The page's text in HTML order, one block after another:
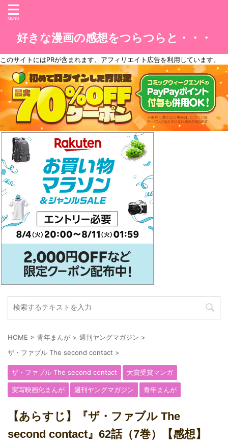
好きな漫画の感想をつらつらと・・・
このサイトにはPRが含まれます。アフィリエイト広告を利用しています。
HOME > 青年まんが > 週刊ヤングマガジン >
ザ・ファブル The second contact >
ザ・ファブル The second contact 大賞受賞マンガ
実写映画化まんが 週刊ヤングマガジン 青年まんが
【あらすじ】『ザ・ファブル The
second contact』62話（7巻）【感想】